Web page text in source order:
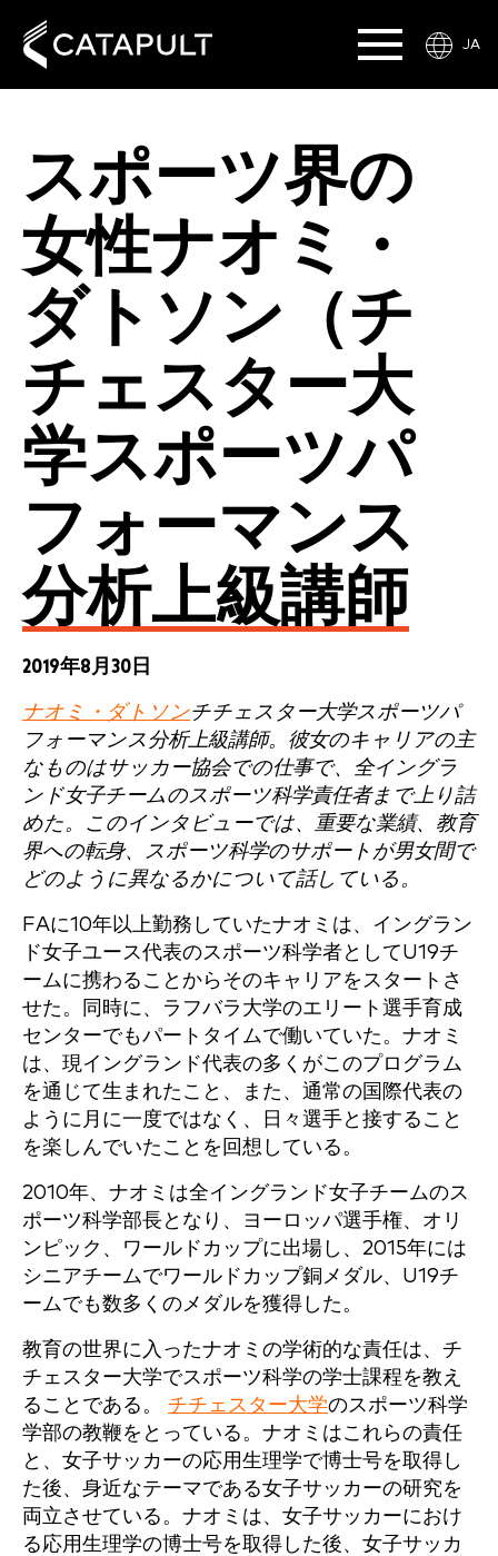
JA
スポーツ界の
女性ナオミ・
ダトソン（チ
チェスター大
学スポーツパ
フォーマンス
分析上級講師
2019年8月30日
ナオミ・ダトソンチチェスター大学スポーツパ
フォーマンス分析上級講師。彼女のキャリアの主
なものはサッカー協会での仕事で、全イングラ
ンド女子チームのスポーツ科学責任者まで上り詰
めた。このインタビューでは、重要な業績、教育
界への転身、スポーツ科学のサポートが男女間で
どのように異なるかについて話している。
FAに10年以上勤務していたナオミは、イングラン
ド女子ユース代表のスポーツ科学者としてU19チ
ームに携わることからそのキャリアをスタートさ
せた。同時に、ラフバラ大学のエリート選手育成
センターでもパートタイムで働いていた。ナオミ
は、現イングランド代表の多くがこのプログラム
を通じて生まれたこと、また、通常の国際代表の
ように月に一度ではなく、日々選手と接すること
を楽しんでいたことを回想している。
2010年、ナオミは全イングランド女子チームのス
ポーツ科学部長となり、ヨーロッパ選手権、オリ
ンピック、ワールドカップに出場し、2015年には
シニアチームでワールドカップ銅メダル、U19チ
ームでも数多くのメダルを獲得した。
教育の世界に入ったナオミの学術的な責任は、チ
チェスター大学でスポーツ科学の学士課程を教え
ることである。 チチェスター大学のスポーツ科学
学部の教鞭をとっている。ナオミはこれらの責任
と、女子サッカーの応用生理学で博士号を取得し
た後、身近なテーマである女子サッカーの研究を
両立させている。ナオミは、女子サッカーにおけ
る応用生理学の博士号を取得した後、女子サッカ